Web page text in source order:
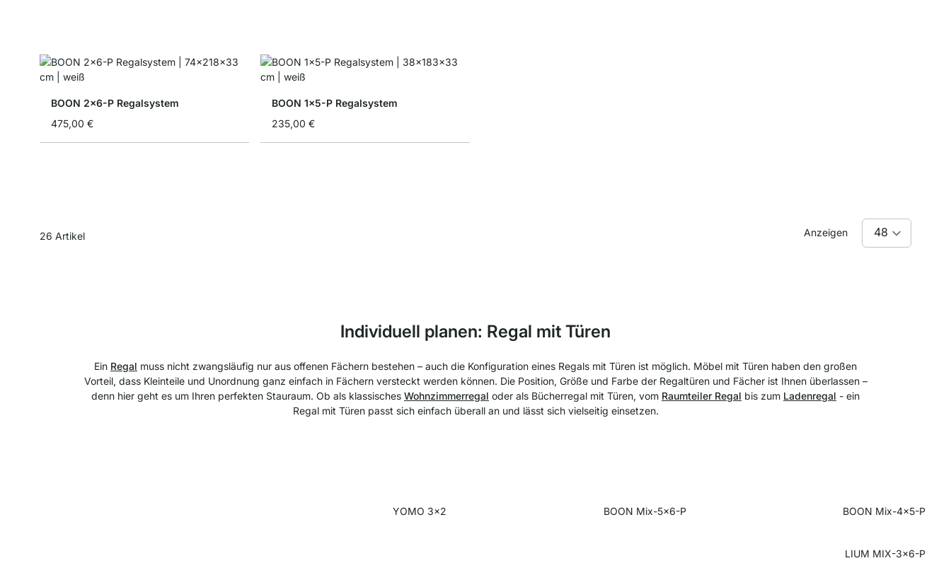
BOON 2x6-P Regalsystem
475,00 €
BOON 1x5-P Regalsystem
235,00 €
26 Artikel Anzeigen
Individuell planen: Regal mit Türen
Ein Regal muss nicht zwangsläufig nur aus offenen Fächern bestehen – auch die Konfiguration eines Regals mit Türen ist möglich. Möbel mit Türen haben den großen
Vorteil, dass Kleinteile und Unordnung ganz einfach in Fächern versteckt werden können. Die Position, Größe und Farbe der Regaltüren und Fächer ist Ihnen überlassen –
denn hier geht es um Ihren perfekten Stauraum. Ob als klassisches Wohnzimmerregal oder als Bücherregal mit Türen, vom Raumteiler Regal bis zum Ladenregal - ein
Regal mit Türen passt sich einfach überall an und lässt sich vielseitig einsetzen.
YOMO 3x2 BOON Mix-5x6-P BOON Mix-4x5-P
LIUM MIX-3x6-P